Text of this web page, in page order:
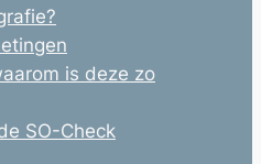
is deze zo
SO-Check